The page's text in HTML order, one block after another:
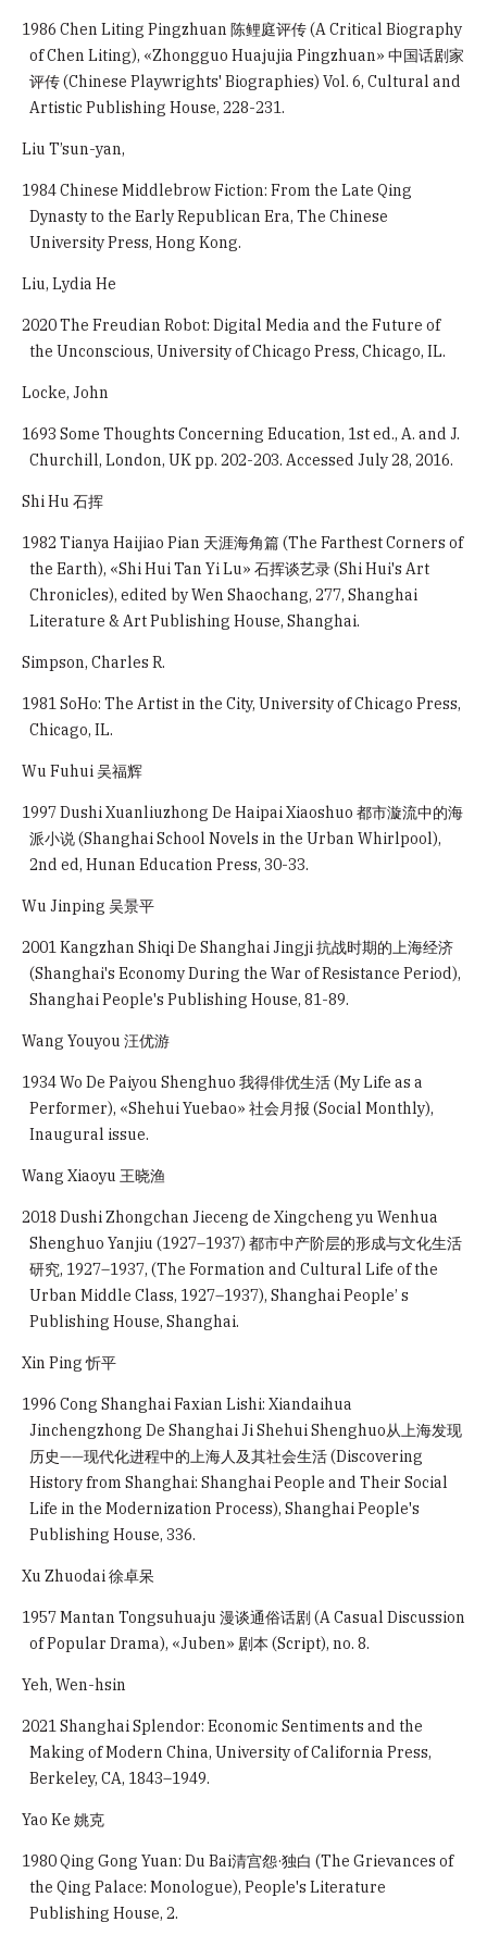
1986 Chen Liting Pingzhuan 陈鲤庭评传 (A Critical Biography
of Chen Liting), «Zhongguo Huajujia Pingzhuan» 中国话剧家
评传 (Chinese Playwrights' Biographies) Vol. 6, Cultural and
Artistic Publishing House, 228-231.
Liu T’sun-yan,
1984 Chinese Middlebrow Fiction: From the Late Qing
Dynasty to the Early Republican Era, The Chinese
University Press, Hong Kong.
Liu, Lydia He
2020 The Freudian Robot: Digital Media and the Future of
the Unconscious, University of Chicago Press, Chicago, IL.
Locke, John
1693 Some Thoughts Concerning Education, 1st ed., A. and J.
Churchill, London, UK pp. 202-203. Accessed July 28, 2016.
Shi Hu 石挥
1982 Tianya Haijiao Pian 天涯海角篇 (The Farthest Corners of
the Earth), «Shi Hui Tan Yi Lu» 石挥谈艺录 (Shi Hui's Art
Chronicles), edited by Wen Shaochang, 277, Shanghai
Literature & Art Publishing House, Shanghai.
Simpson, Charles R.
1981 SoHo: The Artist in the City, University of Chicago Press,
Chicago, IL.
Wu Fuhui 吴福辉
1997 Dushi Xuanliuzhong De Haipai Xiaoshuo 都市漩流中的海
派小说 (Shanghai School Novels in the Urban Whirlpool),
2nd ed, Hunan Education Press, 30-33.
Wu Jinping 吴景平
2001 Kangzhan Shiqi De Shanghai Jingji 抗战时期的上海经济
(Shanghai's Economy During the War of Resistance Period),
Shanghai People's Publishing House, 81-89.
Wang Youyou 汪优游
1934 Wo De Paiyou Shenghuo 我得俳优生活 (My Life as a
Performer), «Shehui Yuebao» 社会月报 (Social Monthly),
Inaugural issue.
Wang Xiaoyu 王晓渔
2018 Dushi Zhongchan Jieceng de Xingcheng yu Wenhua
Shenghuo Yanjiu (1927–1937) 都市中产阶层的形成与文化生活
研究, 1927–1937, (The Formation and Cultural Life of the
Urban Middle Class, 1927–1937), Shanghai People’ s
Publishing House, Shanghai.
Xin Ping 忻平
1996 Cong Shanghai Faxian Lishi: Xiandaihua
Jinchengzhong De Shanghai Ji Shehui Shenghuo从上海发现
历史——现代化进程中的上海人及其社会生活 (Discovering
History from Shanghai: Shanghai People and Their Social
Life in the Modernization Process), Shanghai People's
Publishing House, 336.
Xu Zhuodai 徐卓呆
1957 Mantan Tongsuhuaju 漫谈通俗话剧 (A Casual Discussion
of Popular Drama), «Juben» 剧本 (Script), no. 8.
Yeh, Wen-hsin
2021 Shanghai Splendor: Economic Sentiments and the
Making of Modern China, University of California Press,
Berkeley, CA, 1843–1949.
Yao Ke 姚克
1980 Qing Gong Yuan: Du Bai清宫怨·独白 (The Grievances of
the Qing Palace: Monologue), People's Literature
Publishing House, 2.